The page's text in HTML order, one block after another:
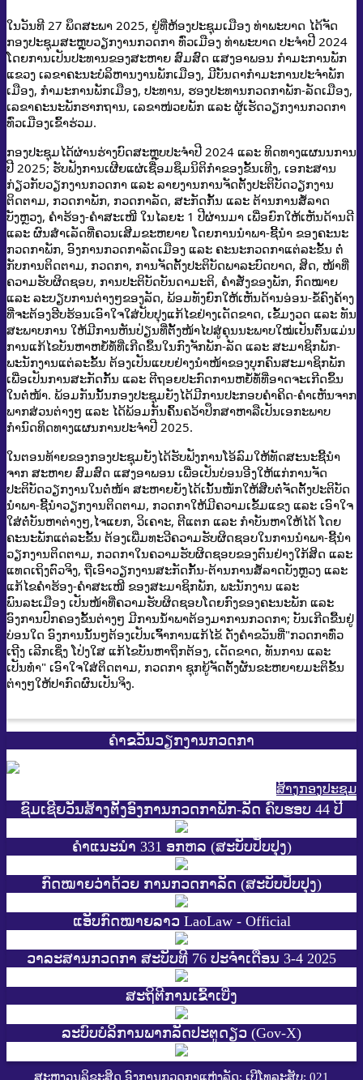
ໃນວັນທີ 27 ພຶດສະພາ 2025, ຢູ່ທີ່ຫ້ອງປະຊຸມເມືອງ ທ່າພະບາດ ໄດ້ຈັດ
ກອງປະຊຸມສະຫຼຸບວຽກງານກວດກາ ທົ່ວເມືອງ ທ່າພະບາດ ປະຈຳປີ 2024
ໂດຍການເປັນປະທານຂອງສະຫາຍ ສົມສົດ ແສງອາພອນ ກໍາມະການພັກ
ແຂວງ ເລຂາຄະນະບໍລິຫານງານພັກເມືອງ, ມີບັນດາກໍາມະການປະຈຳພັກ
ເມືອງ, ກຳມະການພັກເມືອງ, ປະທານ, ຮອງປະທານກວດກາພັກ-ລັດເມືອງ,
ເລຂາຄະນະພັກຮາກຖານ, ເລຂາໜ່ວຍພັກ ແລະ ຜູ້ເຮັດວຽກງານກວດກາ
ທົ່ວເມືອງເຂົ້າຮ່ວມ.
ກອງປະຊຸມໄດ້ຜ່ານຮ່າງບົດສະຫຼຸບປະຈໍາປີ 2024 ແລະ ທິດທາງແຜນນການ
ປີ 2025; ຮັບຟັງການເຜີຍແຜ່ເຊື່ອມຊຶມນິຕິກຳຂອງຂັ້ນເທີງ, ເອກະສານ
ກ່ຽວກັບວຽກງານກວດກາ ແລະ ລາຍງານການຈັດຕັ້ງປະຕິບັດວຽກງານ
ຕິດຕາມ, ກວດກາພັກ, ກວດກາລັດ, ສະກັດກັ້ນ ແລະ ຕ້ານການສໍ້ລາດ
ບັງຫຼວງ, ຄຳຮ້ອງ-ຄຳສະເໜີ ໃນໄລຍະ 1 ປີຜ່ານມາ ເພື່ອຍົກໃຫ້ເຫັນດ້ານດີ
ແລະ ຜົນສໍາເລັດທີ່ຄວນເສີມຂະຫຍາຍ ໂດຍການນຳພາ-ຊີ້ນຳ ຂອງຄະນະ
ກວດກາພັກ, ອົງການກວດກາລັດເມືອງ ແລະ ຄະນະກວດກາແຕ່ລະຂັ້ນ ຕໍ່
ກັບການຕິດຕາມ, ກວດກາ, ການຈັດຕັ້ງປະຕິບັດພາລະບົດບາດ, ສິດ, ໜ້າທີ່
ຄວາມຮັບຜິດຊອບ, ການປະຕິບັດບັນດາມະຕິ, ຄຳສັ່ງຂອງພັກ, ກົດໝາຍ
ແລະ ລະບຽບການຕ່າງໆຂອງລັດ, ພ້ອມທັງຍົກໃຫ້ເຫັນດ້ານອ່ອນ-ຂໍ້ຄົງຄ້າງ
ທີ່ຈະຕ້ອງຮີບຮ້ອນເອົາໃຈໃສ່ປັບປຸງແກ້ໄຂຢ່າງເດັດຂາດ, ເຂັ້ມງວດ ແລະ ທັນ
ສະພາບການ ໃຫ້ມີການຫັນປ່ຽນທີ່ຕັ້ງໜ້າໄປສູ່ຄຸນນະພາບໃໝ່ເປັນຕົ້ນແມ່ນ
ການແກ້ໄຂບັນຫາຫຍໍ້ທໍ້ທີ່ເກີດຂຶ້ນໃນກົງຈັກພັກ-ລັດ ແລະ ສະມາຊິກພັກ-
ພະນັກງານແຕ່ລະຂັ້ນ ຕ້ອງເປັນແບບຢ່າງນໍາໜ້າຂອງບຸກຄົນສະມາຊິກພັກ
ເພື່ອເປັນການສະກັດກັ້ນ ແລະ ຕີຖອຍປະກົດການຫຍໍ້ທໍ້ທີ່ອາດຈະເກີດຂຶ້ນ
ໃນຕໍ່ໜ້າ. ພ້ອມກັນນັ້ນກອງປະຊຸມຍັງໄດ້ມີການປະກອບຄຳຄິດ-ຄຳເຫັນຈາກ
ພາກສ່ວນຕ່າງໆ ແລະ ໄດ້ພ້ອມກັນຄົ້ນຄວ້າປຶກສາຫາລືເປັນເອກະພາບ
ກຳນົດທິດທາງແຜນການປະຈຳປີ 2025.
ໃນຕອນທ້າຍຂອງກອງປະຊຸມຍັງໄດ້ຮັບຟັງການໂອ້ລົມໃຫ້ທັດສະນະຊີ້ນໍາ
ຈາກ ສະຫາຍ ສົມສົດ ແສງອາພອນ ເພື່ອເປັນບ່ອນອີງໃຫ້ແກ່ການຈັດ
ປະຕິບັດວຽກງານໃນຕໍ່ໜ້າ ສະຫາຍຍັງໄດ້ເນັ້ນໜັກໃຫ້ສືບຕໍ່ຈັດຕັ້ງປະຕິບັດ
ນໍາພາ-ຊີ້ນໍາວຽກງານຕິດຕາມ, ກວດກາໃຫ້ມີຄວາມເຂັ້ມແຂງ ແລະ ເອົາໃຈ
ໃສ່ຕໍ່ບັນຫາຕ່າງໆ,ໄຈແຍກ, ວິເຄາະ, ຕີແຕກ ແລະ ກຳບັນຫາໃຫ້ໄດ້ ໂດຍ
ຄະນະພັກແຕ່ລະຂັ້ນ ຕ້ອງເພີ່ມທະວີຄວາມຮັບຜິດຊອບໃນການນໍາພາ-ຊີ້ນໍາ
ວຽກງານຕິດຕາມ, ກວດກາໃນຄວາມຮັບຜິດຊອບຂອງຕົນຢ່າງໃກ້ສິດ ແລະ
ແທດເຖິງຕົວຈິງ, ຖືເອົາວຽກງານສະກັດກັ້ນ-ຕ້ານການສໍ້ລາດບັງຫຼວງ ແລະ
ແກ້ໄຂຄໍາຮ້ອງ-ຄໍາສະເໜີ ຂອງສະມາຊິກພັກ, ພະນັກງານ ແລະ
ພົນລະເມືອງ ເປັນໜ້າທີ່ຄວາມຮັບຜິດຊອບໂດຍກົງຂອງຄະນະພັກ ແລະ
ອົງການປົກຄອງຂັ້ນຕ່າງໆ ມີການນ້ຳພາຕ້ອງມາການກວດກາ; ບັນເກີດຂື້ນຢູ່
ບ່ອນໃດ ອົງການນັ້ນໆຕ້ອງເປັນເຈົ້າການແກ້ໄຂ້ ດັ່ງຄຳຂວັນທີ່"ກວດກາທົ່ວ
ເຖີງ ເລີກເຊິ່ງ ໂປ່ງໃສ ແກ້ໄຂບັນຫາຖຶກຕ້ອງ, ເດັດຂາດ, ທັນການ ແລະ
ເປັນທຳ" ເອົາໃຈໃສ່ຕິດຕາມ, ກວດກາ ຊຸກຍູ້ຈັດຕັ້ງຜັນຂະຫຍາຍມະຕິຂັ້ນ
ຕ່າງໆໃຫ້ປາກົດຜົນເປັນຈິງ.
ຄຳຂວັນວຽກງານກວດກາ
ສ້າງກອງປະຊູມ
ຊົມເຊີຍວັນສ້າງຕັ້ງອົງການກວດກາພັກ-ລັດ ຄົບຮອບ 44 ປີ
ຄຳແນະນຳ 331 ອກຫລ (ສະບັບປັບປຸງ)
ກົດໝາຍວ່າດ້ວຍ ການກວດກາລັດ (ສະບັບປັບປຸງ)
ແອັບກົດໝາຍລາວ LaoLaw - Official
ວາລະສານກວດກາ ສະບັບທີ 76 ປະຈຳເດືອນ 3-4 2025
ສະ​ຖິ​ຕີການ​ເຂົ້າ​ເບີ່ງ
ລະບົບບໍລິການພາກລັດປະຕູດຽວ (Gov-X)
ສະຫງວນລິຂະສິດ ອົງການກວດກາແຫ່ງລັດ; ເບີໂທລະສັບ: 021